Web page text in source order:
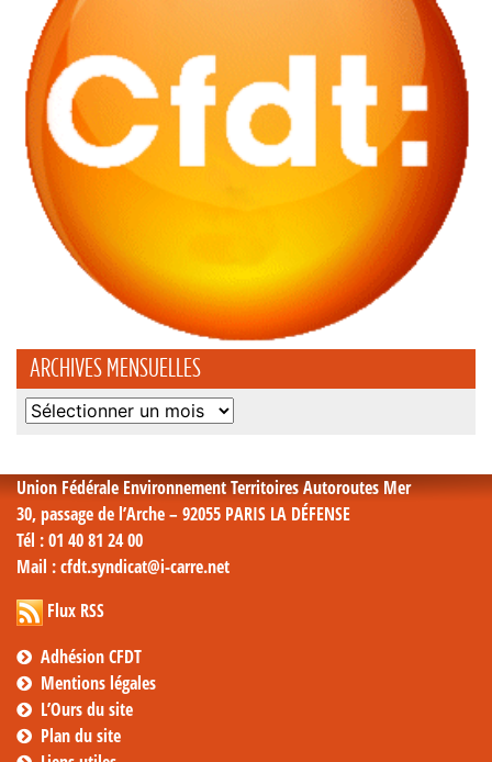
ARCHIVES MENSUELLES
Archives
Union Fédérale Environnement Territoires Autoroutes Mer
30, passage de l’Arche – 92055 PARIS LA DÉFENSE
Tél : 01 40 81 24 00
Mail : cfdt.syndicat@i-carre.net
Flux RSS
Adhésion CFDT
Mentions légales
L’Ours du site
Plan du site